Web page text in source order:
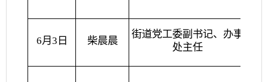
6月3日 柴晨晨
街道党工委副书记、办事
处主任